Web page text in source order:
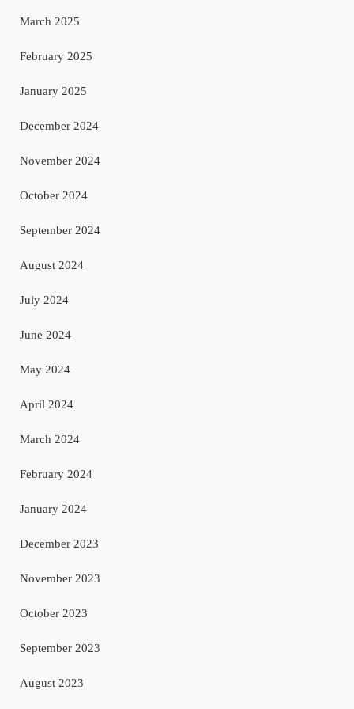
March 2025
February 2025
January 2025
December 2024
November 2024
October 2024
September 2024
August 2024
July 2024
June 2024
May 2024
April 2024
March 2024
February 2024
January 2024
December 2023
November 2023
October 2023
September 2023
August 2023